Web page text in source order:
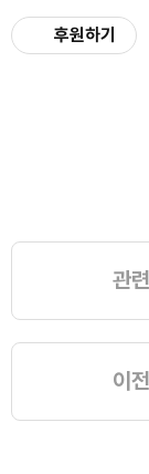
후원하기
관
이